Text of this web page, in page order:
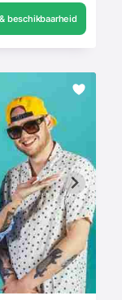
beschikbaarheid